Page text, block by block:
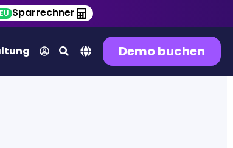
Sparrechner
Demo buchen